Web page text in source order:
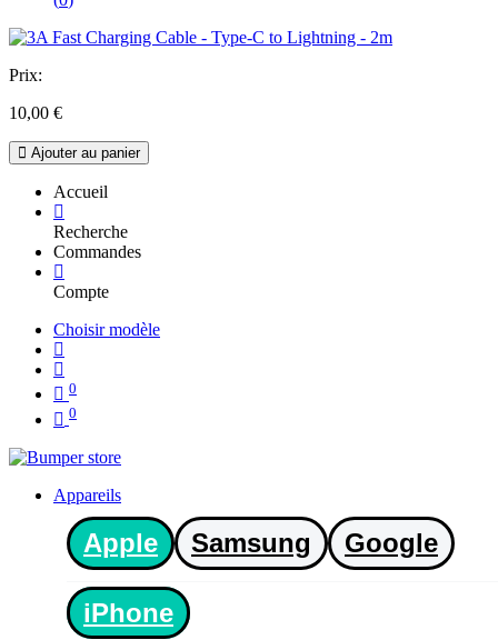
Prix:
10,00 €
Ajouter au panier
Accueil
Recherche
Commandes
Compte
Choisir modèle
0
0
Appareils
Apple Samsung Google
iPhone